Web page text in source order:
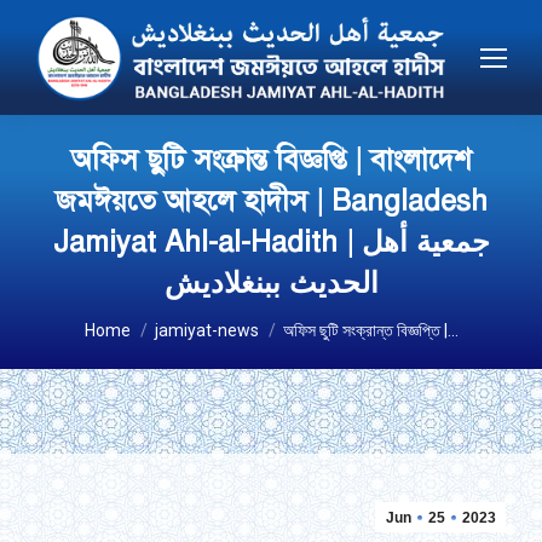
অফিস ছুটি সংক্রান্ত বিজ্ঞপ্তি | বাংলাদেশ
জমঈয়তে আহলে হাদীস | Bangladesh
Jamiyat Ahl-al-Hadith | جمعية أهل
الحديث ببنغلاديش
You are here:
Home jamiyat-news অফিস ছুটি সংক্রান্ত বিজ্ঞপ্তি |…
Jun 25 2023